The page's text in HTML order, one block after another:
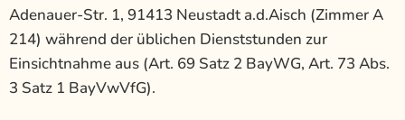
Adenauer-Str. 1, 91413 Neustadt a.d.Aisch (Zimmer A
214) während der üblichen Dienststunden zur
Einsichtnahme aus (Art. 69 Satz 2 BayWG, Art. 73 Abs.
3 Satz 1 BayVwVfG).